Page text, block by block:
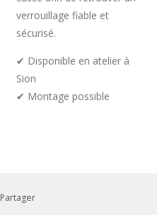
verrouillage fiable et
sécurisé.
✔ Disponible en atelier à
Sion
✔ Montage possible
Partager